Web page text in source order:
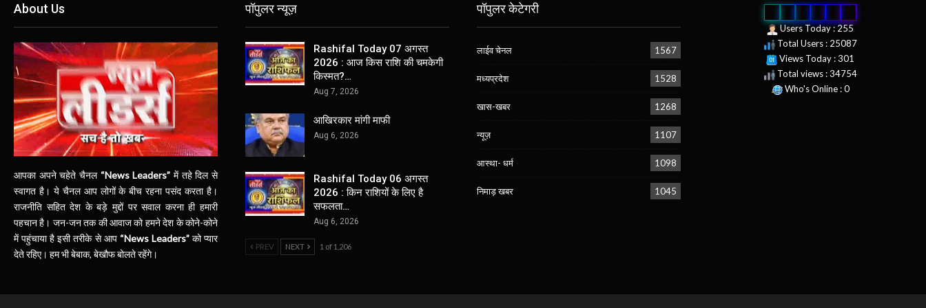
About Us
आपका अपने चहेते चैनल “News Leaders” में तहे दिल से
स्वागत है। ये चैनल आप लोगों के बीच रहना पसंद करता है।
राजनीति सहित देश के बड़े मुद्दों पर सवाल करना ही हमारी
पहचान है। जन-जन तक की आवाज को हमने देश के कोने-कोने
में पहुंचाया है इसी तरीके से आप “News Leaders”को प्यार
देते रहिए। हम भी बेबाक, बेखौफ बोलते रहेंगे।
पॉपुलर न्यूज़
Rashifal Today 07 अगस्त
2026 : आज किस राशि की चमकेगी
किस्मत?…
Aug 7, 2026
आखिरकार मांगी माफी
Aug 6, 2026
Rashifal Today 06 अगस्त
2026 : किन राशियों के लिए है
सफलता…
Aug 6, 2026
PREV NEXT 1 of 1,206
पॉपुलर केटेगरी
लाईव चेनल 1567
मध्यप्रदेश 1528
खास-खबर 1268
न्यूज़ 1107
आस्था- धर्म 1098
निमाड़ खबर 1045
7
Users Today : 255
Total Users : 25087
Views Today : 301
Total views : 34754
Who's Online : 0